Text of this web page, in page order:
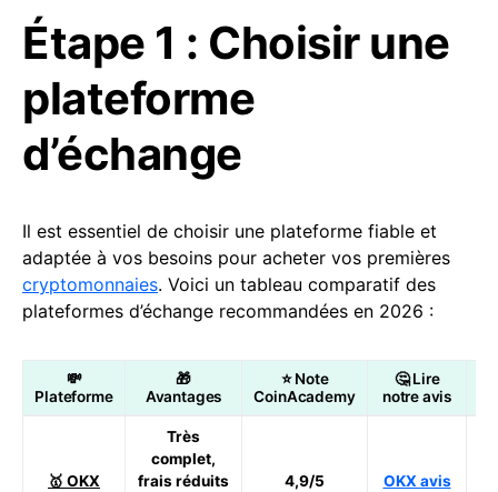
Étape 1 : Choisir une
plateforme
d’échange
Il est essentiel de choisir une plateforme fiable et
adaptée à vos besoins pour acheter vos premières
cryptomonnaies. Voici un tableau comparatif des
plateformes d’échange recommandées en 2026 :
💸
Plateforme
🎁
Avantages
⭐ Note
CoinAcademy
🤔 Lire
notre avis
🥇 OKX
Très
complet,
frais réduits
4,9/5 OKX avis